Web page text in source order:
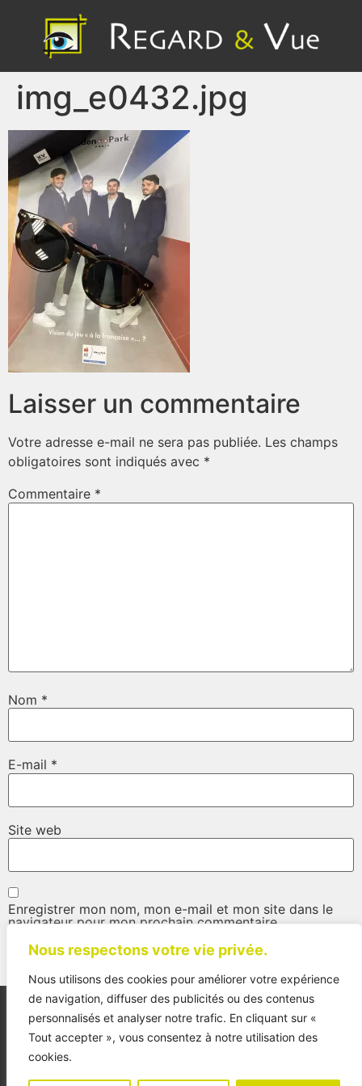
Nous respectons votre vie privée.
Nous utilisons des cookies pour améliorer votre expérience
de navigation, diffuser des publicités ou des contenus
personnalisés et analyser notre trafic. En cliquant sur «
Tout accepter », vous consentez à notre utilisation des
cookies.
img_e0432.jpg
Laisser un commentaire
Votre adresse e-mail ne sera pas publiée. Les champs
obligatoires sont indiqués avec *
Commentaire *
Nom *
E-mail *
Site web
Enregistrer mon nom, mon e-mail et mon site dans le
navigateur pour mon prochain commentaire.
Accueil